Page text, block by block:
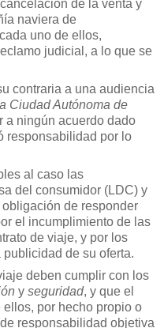
de la venta y
naviera de
uno de ellos,
judicial, a lo que se
contraria a una audiencia
Ciudad Autónoma de
a ningún acuerdo dado
responsabilidad por lo
al caso las
del consumidor (LDC) y
de responder
el incumplimiento de las
de viaje, y por los
de su oferta.
deben cumplir con los
y seguridad, y que el
por hecho propio o
responsabilidad objetiva